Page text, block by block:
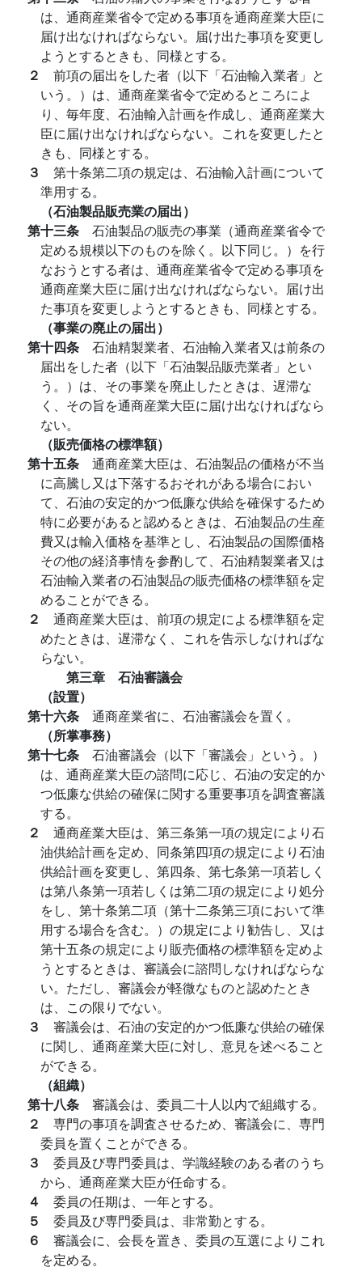
は、通商産業省令で定める事項を通商産業大臣に
届け出なければならない。届け出た事項を変更し
ようとするときも、同様とする。
２ 前項の届出をした者（以下「石油輸入業者」と
いう。）は、通商産業省令で定めるところによ
り、毎年度、石油輸入計画を作成し、通商産業大
臣に届け出なければならない。これを変更したと
きも、同様とする。
３ 第十条第二項の規定は、石油輸入計画について
準用する。
（石油製品販売業の届出）
第十三条 石油製品の販売の事業（通商産業省令で
定める規模以下のものを除く。以下同じ。）を行
なおうとする者は、通商産業省令で定める事項を
通商産業大臣に届け出なければならない。届け出
た事項を変更しようとするときも、同様とする。
（事業の廃止の届出）
第十四条 石油精製業者、石油輸入業者又は前条の
届出をした者（以下「石油製品販売業者」とい
う。）は、その事業を廃止したときは、遅滞な
く、その旨を通商産業大臣に届け出なければなら
ない。
（販売価格の標準額）
第十五条 通商産業大臣は、石油製品の価格が不当
に高騰し又は下落するおそれがある場合におい
て、石油の安定的かつ低廉な供給を確保するため
特に必要があると認めるときは、石油製品の生産
費又は輸入価格を基準とし、石油製品の国際価格
その他の経済事情を参酌して、石油精製業者又は
石油輸入業者の石油製品の販売価格の標準額を定
めることができる。
２ 通商産業大臣は、前項の規定による標準額を定
めたときは、遅滞なく、これを告示しなければな
らない。
第三章 石油審議会
（設置）
第十六条 通商産業省に、石油審議会を置く。
（所掌事務）
第十七条 石油審議会（以下「審議会」という。）
は、通商産業大臣の諮問に応じ、石油の安定的か
つ低廉な供給の確保に関する重要事項を調査審議
する。
２ 通商産業大臣は、第三条第一項の規定により石
油供給計画を定め、同条第四項の規定により石油
供給計画を変更し、第四条、第七条第一項若しく
は第八条第一項若しくは第二項の規定により処分
をし、第十条第二項（第十二条第三項において準
用する場合を含む。）の規定により勧告し、又は
第十五条の規定により販売価格の標準額を定めよ
うとするときは、審議会に諮問しなければならな
い。ただし、審議会が軽微なものと認めたとき
は、この限りでない。
３ 審議会は、石油の安定的かつ低廉な供給の確保
に関し、通商産業大臣に対し、意見を述べること
ができる。
（組織）
第十八条 審議会は、委員二十人以内で組織する。
２ 専門の事項を調査させるため、審議会に、専門
委員を置くことができる。
３ 委員及び専門委員は、学識経験のある者のうち
から、通商産業大臣が任命する。
４ 委員の任期は、一年とする。
５ 委員及び専門委員は、非常勤とする。
６ 審議会に、会長を置き、委員の互選によりこれ
を定める。